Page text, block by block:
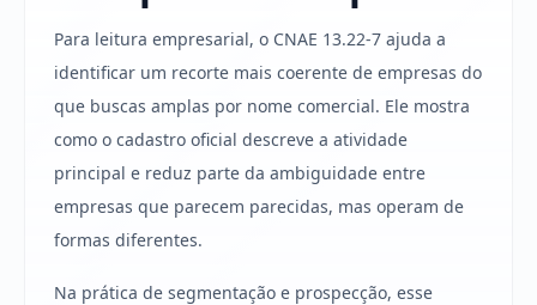
Para leitura empresarial, o CNAE 13.22-7 ajuda a
identificar um recorte mais coerente de empresas do
que buscas amplas por nome comercial. Ele mostra
como o cadastro oficial descreve a atividade
principal e reduz parte da ambiguidade entre
empresas que parecem parecidas, mas operam de
formas diferentes.
Na prática de segmentação e prospecção, esse